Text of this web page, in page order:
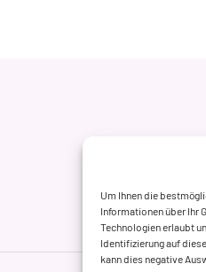
Um Ihnen die
Informationen über Ihr
Technologien erlaubt
Identifizierung auf
kann dies negative